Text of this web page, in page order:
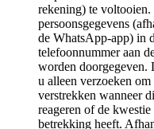
rekening) te
persoonsgegevens
de WhatsApp-app) in
telefoonnummer aan
worden doorgegeven.
u alleen verzoeken om
verstrekken wanneer
reageren of de
betrekking heeft.